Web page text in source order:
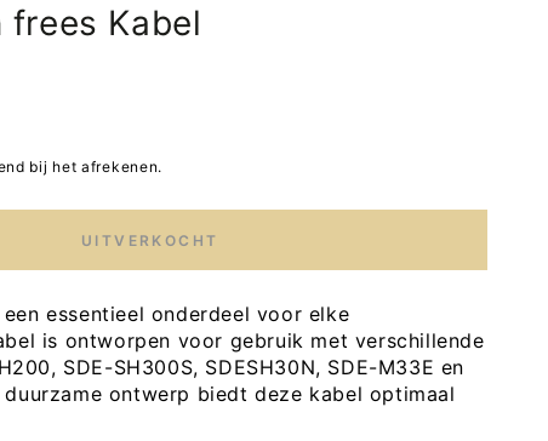
frees Kabel
bij het afrekenen.
UITVERKOCHT
een essentieel onderdeel voor elke
is ontworpen voor gebruik met verschillende
SDE-SH300S, SDESH30N, SDE-M33E en
ontwerp biedt deze kabel optimaal